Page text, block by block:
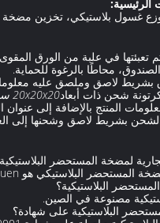
غسول بلاستيكي، تخزين مضخة
تعبئتها في علبة من الورق المقوى
محاطًا بالرغوة للحماية.
بشريط لاصق وملصق عليه
شحن ذات أبعاد20x20x20 سم
المنتج بالإضافة إلى عنوان
الشحن بشريط لاصق وشحنها إلى